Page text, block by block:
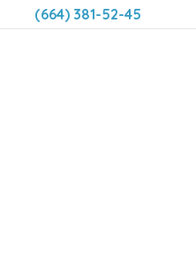
(664) 381-52-45